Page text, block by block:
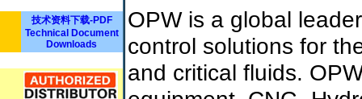
技术资料下载-PDF
Technical Document
Downloads
OPW is a global
control solutions for
and critical fluids.